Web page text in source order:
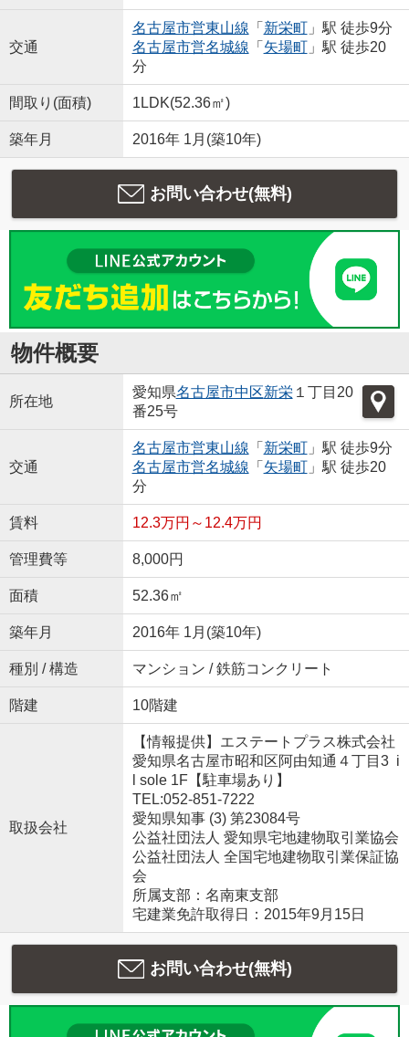
交通
名古屋市営東山線 「 新栄町」駅 徒歩9分
名古屋市営名城線 「 矢場町」駅 徒歩20
分
間取り(面積) 1LDK(52.36㎡)
築年月 2016年 1月(築10年)
お問い合わせ(無料)
物件概要
所在地
愛知県名古屋市中区新栄１丁目20
番25号
交通
名古屋市営東山線 「 新栄町」駅 徒歩9分
名古屋市営名城線 「 矢場町」駅 徒歩20
分
賃料 12.3万円～12.4万円
管理費等 8,000円
面積 52.36㎡
築年月 2016年 1月(築10年)
種別 / 構造 マンション / 鉄筋コンクリート
階建 10階建
取扱会社
【情報提供】エステートプラス株式会社
愛知県名古屋市昭和区阿由知通４丁目3 i
l sole 1F【駐車場あり】
TEL:052-851-7222
愛知県知事 (3) 第23084号
公益社団法人 愛知県宅地建物取引業協会
公益社団法人 全国宅地建物取引業保証協
会
所属支部：名南東支部
宅建業免許取得日：2015年9月15日
お問い合わせ(無料)